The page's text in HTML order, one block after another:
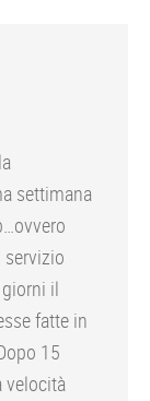
settimana
il
fatte in
15
velocità